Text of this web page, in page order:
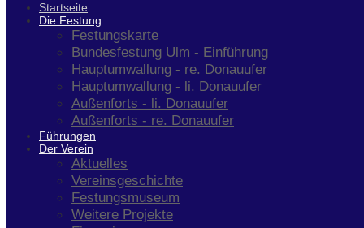
Startseite
Die Festung
Festungskarte
Bundesfestung Ulm - Einführung
Hauptumwallung - re. Donauufer
Hauptumwallung - li. Donauufer
Außenforts - li. Donauufer
Außenforts - re. Donauufer
Führungen
Der Verein
Aktuelles
Vereinsgeschichte
Festungsmuseum
Weitere Projekte